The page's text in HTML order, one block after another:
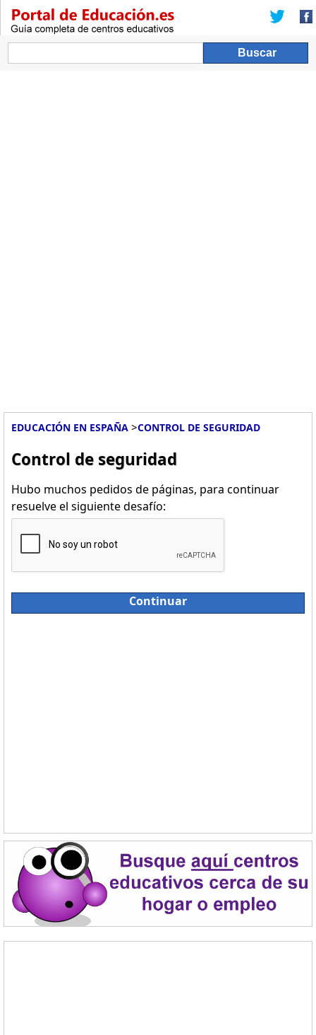
EDUCACIÓN EN ESPAÑA >CONTROL DE SEGURIDAD
Control de seguridad
Hubo muchos pedidos de páginas, para continuar
resuelve el siguiente desafío:
Continuar